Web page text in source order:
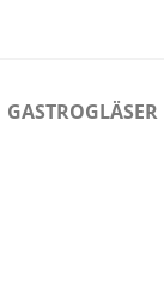
GASTROGLÄSER